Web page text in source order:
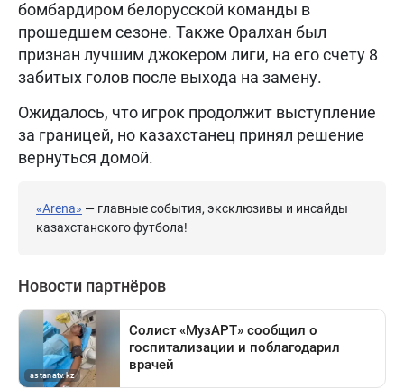
бомбардиром белорусской команды в
прошедшем сезоне. Также Оралхан был
признан лучшим джокером лиги, на его счету 8
забитых голов после выхода на замену.
Ожидалось, что игрок продолжит выступление
за границей, но казахстанец принял решение
вернуться домой.
«Arena» — главные события, эксклюзивы и инсайды
казахстанского футбола!